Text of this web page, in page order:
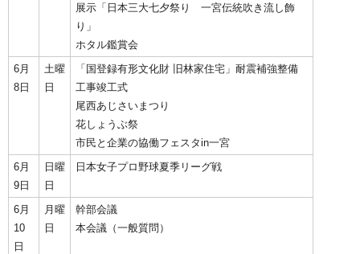
展示「日本三大七夕祭り 一宮伝統吹き流し飾
り」
ホタル鑑賞会
6月
8日
土曜
日
「国登録有形文化財 旧林家住宅」耐震補強整備
工事竣工式
尾西あじさいまつり
花しょうぶ祭
市民と企業の協働フェスタin一宮
6月
9日
日曜
日
日本女子プロ野球夏季リーグ戦
6月
10
日
月曜
日
幹部会議
本会議（一般質問）